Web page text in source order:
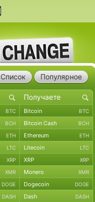
Список Популярное
BTC Bitcoin BTC
BCH Bitcoin Cash BCH
ETH Ethereum ETH
LTC Litecoin LTC
XRP XRP XRP
XMR Monero XMR
DOGE Dogecoin DOGE
DASH Dash DASH